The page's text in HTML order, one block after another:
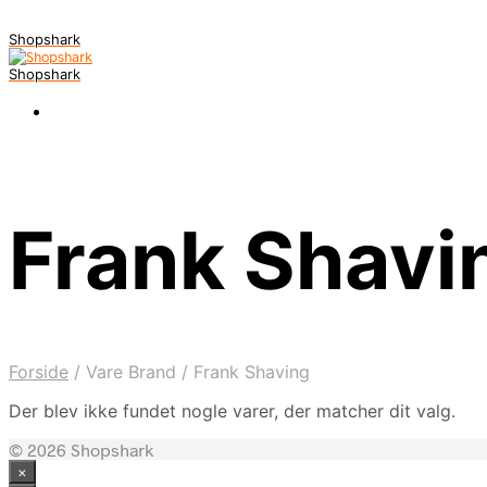
Shopshark
Shopshark
Frank
Forside / Vare Brand / Frank Shaving
Der blev ikke fundet nogle varer, der matcher dit valg.
© 2026 Shopshark
×